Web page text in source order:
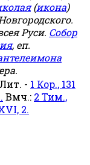
(икона)
Руси. Собор
, еп.
Лит. - 1 Кор., 131
Вмч.: 2 Тим.,
2.